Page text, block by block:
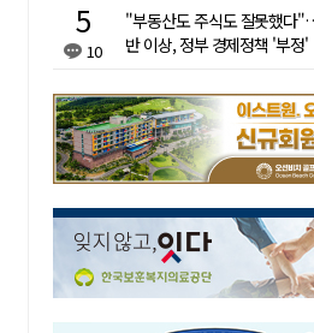
10
"부동산도 주식도 잘못했다
반 이상, 정부 경제정책 '부정'